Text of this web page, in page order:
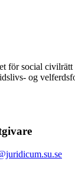
för social
og